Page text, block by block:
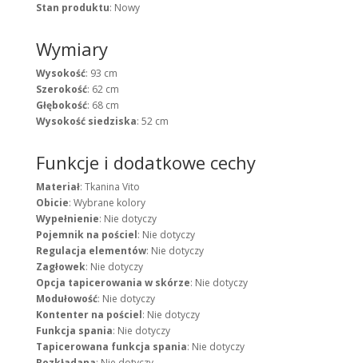
Stan produktu: Nowy
Wymiary
Wysokość: 93 cm
Szerokość: 62 cm
Głębokość: 68 cm
Wysokość siedziska: 52 cm
Funkcje i dodatkowe cechy
Materiał: Tkanina Vito
Obicie: Wybrane kolory
Wypełnienie: Nie dotyczy
Pojemnik na pościel: Nie dotyczy
Regulacja elementów: Nie dotyczy
Zagłowek: Nie dotyczy
Opcja tapicerowania w skórze: Nie dotyczy
Modułowość: Nie dotyczy
Kontenter na pościel: Nie dotyczy
Funkcja spania: Nie dotyczy
Tapicerowana funkcja spania: Nie dotyczy